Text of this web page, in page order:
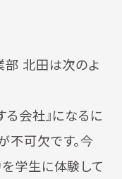
部 北田は次のよ
る会社』になるに
不可欠です。今
学生に体験して